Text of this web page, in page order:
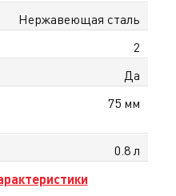
Нержавеющая сталь
2
Да
75 мм
0.8 л